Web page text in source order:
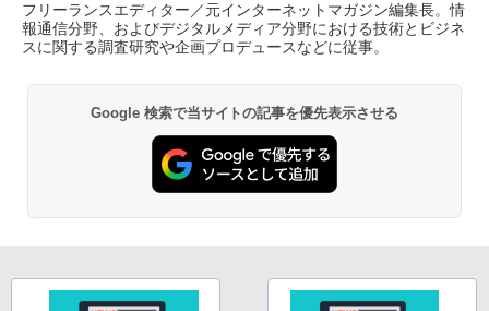
フリーランスエディター／元インターネットマガジン編集長。情
報通信分野、およびデジタルメディア分野における技術とビジネ
スに関する調査研究や企画プロデュースなどに従事。
Google 検索で当サイトの記事を優先表示させる